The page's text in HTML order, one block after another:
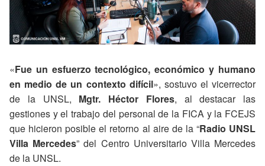
«Fue un esfuerzo tecnológico, económico y humano
en medio de un contexto difícil», sostuvo el vicerrector
de la UNSL, Mgtr. Héctor Flores, al destacar las
gestiones y el trabajo del personal de la FICA y la FCEJS
que hicieron posible el retorno al aire de la “Radio UNSL
Villa Mercedes” del Centro Universitario Villa Mercedes
de la UNSL.